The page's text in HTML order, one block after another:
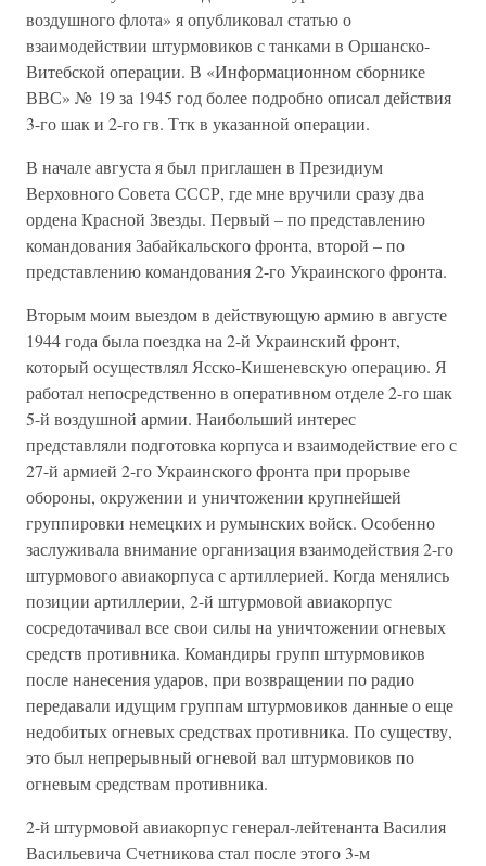
воздушного флота» я опубликовал статью о
взаимодействии штурмовиков с танками в Оршанско-
Витебской операции. В «Информационном сборнике
ВВС» № 19 за 1945 год более подробно описал действия
3-го шак и 2-го гв. Ттк в указанной операции.
В начале августа я был приглашен в Президиум
Верховного Совета СССР, где мне вручили сразу два
ордена Красной Звезды. Первый – по представлению
командования Забайкальского фронта, второй – по
представлению командования 2-го Украинского фронта.
Вторым моим выездом в действующую армию в августе
1944 года была поездка на 2-й Украинский фронт,
который осуществлял Ясско-Кишеневскую операцию. Я
работал непосредственно в оперативном отделе 2-го шак
5-й воздушной армии. Наибольший интерес
представляли подготовка корпуса и взаимодействие его с
27-й армией 2-го Украинского фронта при прорыве
обороны, окружении и уничтожении крупнейшей
группировки немецких и румынских войск. Особенно
заслуживала внимание организация взаимодействия 2-го
штурмового авиакорпуса с артиллерией. Когда менялись
позиции артиллерии, 2-й штурмовой авиакорпус
сосредотачивал все свои силы на уничтожении огневых
средств противника. Командиры групп штурмовиков
после нанесения ударов, при возвращении по радио
передавали идущим группам штурмовиков данные о еще
недобитых огневых средствах противника. По существу,
это был непрерывный огневой вал штурмовиков по
огневым средствам противника.
2-й штурмовой авиакорпус генерал-лейтенанта Василия
Васильевича Счетникова стал после этого 3-м